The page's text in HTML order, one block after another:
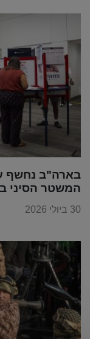
בארה"ב נחשף
המשטר הסיני
30 ביולי 2026